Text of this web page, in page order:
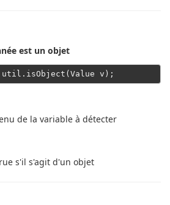
est un objet
de la variable à détecter
s'il s'agit d'un objet